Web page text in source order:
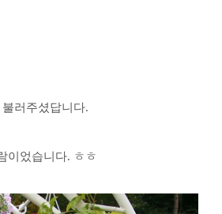
러주셨답니다.
이었습니다. ㅎㅎ